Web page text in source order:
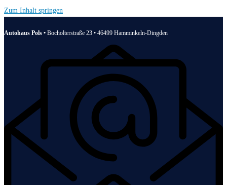
Zum Inhalt springen
Autohaus Pols • Bocholterstraße 23 • 46499 Hamminkeln-Dingden